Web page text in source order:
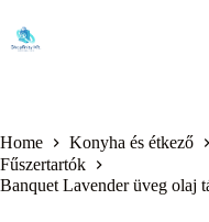
content
Home Konyha és étkező
Fűszertartók
Banquet Lavender üveg olaj